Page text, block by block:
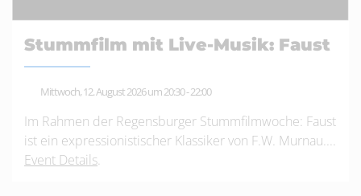
Stummfilm mit Live-Musik: Faust
Mittwoch, 12. August 2026 um 20:30-22:00
Im Rahmen der Regensburger Stummfilmwoche: Faust
ist ein expressionistischer Klassiker von F.W. Murnau....
Event Details.